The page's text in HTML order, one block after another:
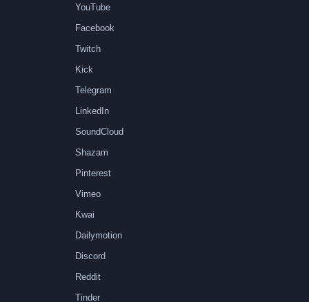
YouTube
Facebook
Twitch
Kick
Telegram
LinkedIn
SoundCloud
Shazam
Pinterest
Vimeo
Kwai
Dailymotion
Discord
Reddit
Tinder